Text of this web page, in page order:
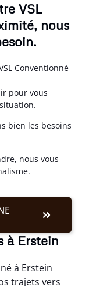
VSL
nous
Conventionné
pour vous
bien les besoins
nous vous
à Erstein
à Erstein
trajets vers